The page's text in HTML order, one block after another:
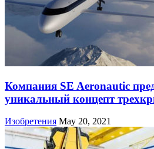
Компания SE Aeronautic
уникальный концепт
Изобретения May 20, 2021